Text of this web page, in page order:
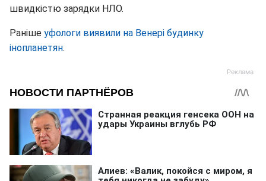
швидкістю зарядки НЛО.
Раніше уфологи виявили на Венері будинку
інопланетян.